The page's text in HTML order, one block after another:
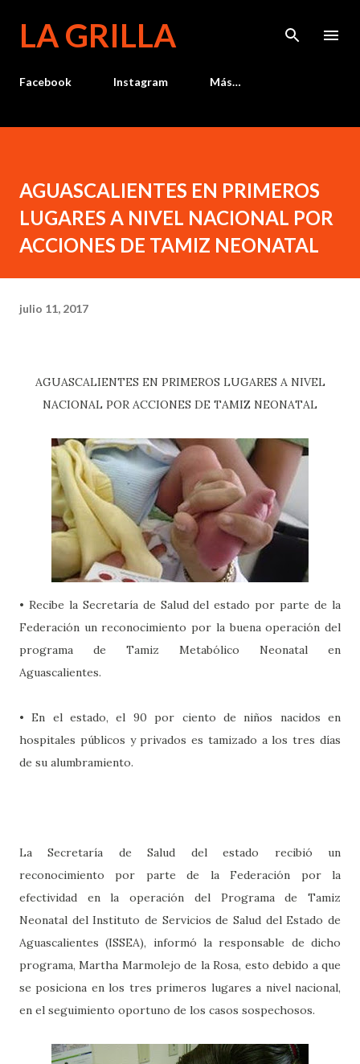
LA GRILLA
Facebook Instagram Más…
AGUASCALIENTES EN PRIMEROS
LUGARES A NIVEL NACIONAL POR
ACCIONES DE TAMIZ NEONATAL
julio 11, 2017
AGUASCALIENTES EN PRIMEROS LUGARES A NIVEL
NACIONAL POR ACCIONES DE TAMIZ NEONATAL
• Recibe la Secretaría de Salud del estado por parte de la
Federación un reconocimiento por la buena operación del
programa de Tamiz Metabólico Neonatal en
Aguascalientes.
• En el estado, el 90 por ciento de niños nacidos en
hospitales públicos y privados es tamizado a los tres días
de su alumbramiento.
La Secretaría de Salud del estado recibió un
reconocimiento por parte de la Federación por la
efectividad en la operación del Programa de Tamiz
Neonatal del Instituto de Servicios de Salud del Estado de
Aguascalientes (ISSEA), informó la responsable de dicho
programa, Martha Marmolejo de la Rosa, esto debido a que
se posiciona en los tres primeros lugares a nivel nacional,
en el seguimiento oportuno de los casos sospechosos.